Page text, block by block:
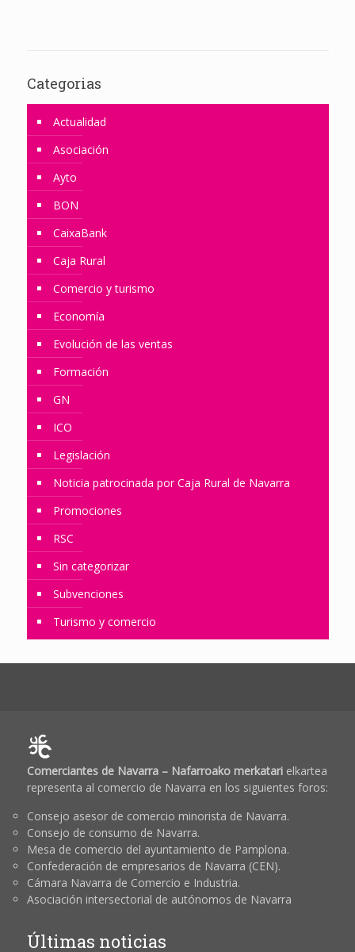
Categorias
Actualidad
Asociación
Ayto
BON
CaixaBank
Caja Rural
Comercio y turismo
Economía
Evolución de las ventas
Formación
GN
ICO
Legislación
Noticia patrocinada por Caja Rural de Navarra
Promociones
RSC
Sin categorizar
Subvenciones
Turismo y comercio
Comerciantes de Navarra – Nafarroako merkatarielkartea
representa al comercio de Navarra en los siguientes foros:
Consejo asesor de comercio minorista de Navarra.
Consejo de consumo de Navarra.
Mesa de comercio del ayuntamiento de Pamplona.
Confederación de empresarios de Navarra (CEN).
Cámara Navarra de Comercio e Industria.
Asociación intersectorial de autónomos de Navarra
Últimas noticias